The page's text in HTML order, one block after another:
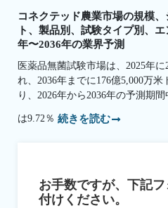
コネクテッド農業市場の規模
ト、製品別、試験タイプ別、
年〜2036年の業界予測
医薬品無菌試験市場は、2025年
れ、2036年までに176億5,000万
り、2026年から2036年の予測期
は9.72％ 続きを読む
お手数ですが、下記
付けください。